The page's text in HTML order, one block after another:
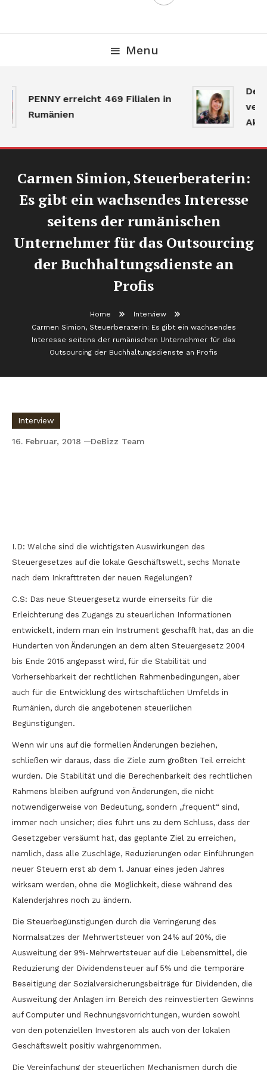
Menu
PENNY erreicht 469 Filialen in
Rumänien
Der
Carmen Simion, Steuerberaterin:
Es gibt ein wachsendes Interesse
seitens der rumänischen
Unternehmer für das Outsourcing
der Buchhaltungsdienste an
Profis
Home
Interview
Carmen Simion, Steuerberaterin: Es gibt ein wachsendes
Interesse seitens der rumänischen Unternehmer für das
Outsourcing der Buchhaltungsdienste an Profis
Interview
16. Februar, 2018 DeBizz Team
I.D: Welche sind die wichtigsten Auswirkungen des
Steuergesetzes auf die lokale Geschäftswelt, sechs Monate
nach dem Inkrafttreten der neuen Regelungen?
C.S: Das neue Steuergesetz wurde einerseits für die
Erleichterung des Zugangs zu steuerlichen Informationen
entwickelt, indem man ein Instrument geschafft hat, das an die
Hunderten von Änderungen an dem alten Steuergesetz 2004
bis Ende 2015 angepasst wird, für die Stabilität und
Vorhersehbarkeit der rechtlichen Rahmenbedingungen, aber
auch für die Entwicklung des wirtschaftlichen Umfelds in
Rumänien, durch die angebotenen steuerlichen
Begünstigungen.
Wenn wir uns auf die formellen Änderungen beziehen,
schließen wir daraus, dass die Ziele zum größten Teil erreicht
wurden. Die Stabilität und die Berechenbarkeit des rechtlichen
Rahmens bleiben aufgrund von Änderungen, die nicht
notwendigerweise von Bedeutung, sondern „frequent“ sind,
immer noch unsicher; dies führt uns zu dem Schluss, dass der
Gesetzgeber versäumt hat, das geplante Ziel zu erreichen,
nämlich, dass alle Zuschläge, Reduzierungen oder Einführungen
neuer Steuern erst ab dem 1. Januar eines jeden Jahres
wirksam werden, ohne die Möglichkeit, diese während des
Kalenderjahres noch zu ändern.
Die Steuerbegünstigungen durch die Verringerung des
Normalsatzes der Mehrwertsteuer von 24% auf 20%, die
Ausweitung der 9%-Mehrwertsteuer auf die Lebensmittel, die
Reduzierung der Dividendensteuer auf 5% und die temporäre
Beseitigung der Sozialversicherungsbeiträge für Dividenden, die
Ausweitung der Anlagen im Bereich des reinvestierten Gewinns
auf Computer und Rechnungsvorrichtungen, wurden sowohl
von den potenziellen Investoren als auch von der lokalen
Geschäftswelt positiv wahrgenommen.
Die Vereinfachung der steuerlichen Mechanismen durch die